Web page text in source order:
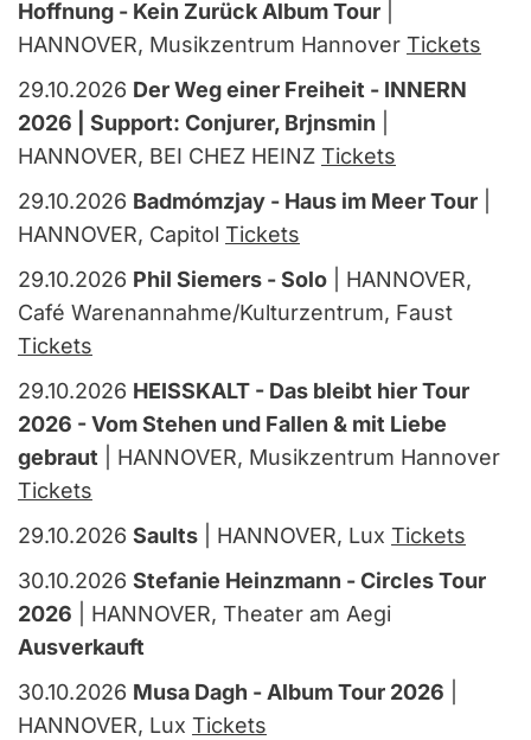
Hoffnung - Kein Zurück Album Tour
HANNOVER, Musikzentrum Hannover Tickets
29.10.2026 Der Weg einer Freiheit - INNERN
2026 | Support: Conjurer, Brjnsmin
HANNOVER, BEI CHEZ HEINZ Tickets
29.10.2026 Badmómzjay - Haus im Meer Tour
HANNOVER, Capitol Tickets
29.10.2026 Phil Siemers - Solo | HANNOVER,
Café Warenannahme/Kulturzentrum, Faust
Tickets
29.10.2026 HEISSKALT - Das bleibt hier Tour
2026 - Vom Stehen und Fallen & mit Liebe
gebraut | HANNOVER, Musikzentrum Hannover
Tickets
29.10.2026 Saults | HANNOVER, Lux Tickets
30.10.2026 Stefanie Heinzmann - Circles Tour
2026 | HANNOVER, Theater am Aegi
Ausverkauft
30.10.2026 Musa Dagh - Album Tour 2026
HANNOVER, Lux Tickets